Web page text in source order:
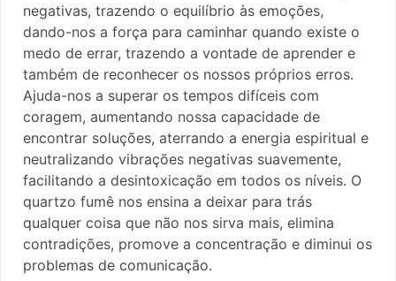
negativas, trazendo o equilíbrio às emoções,
dando-nos a força para caminhar quando existe o
medo de errar, trazendo a vontade de aprender e
também de reconhecer os nossos próprios erros.
Ajuda-nos a superar os tempos difíceis com
coragem, aumentando nossa capacidade de
encontrar soluções, aterrando a energia espiritual e
neutralizando vibrações negativas suavemente,
facilitando a desintoxicação em todos os níveis. O
quartzo fumê nos ensina a deixar para trás
qualquer coisa que não nos sirva mais, elimina
contradições, promove a concentração e diminui os
problemas de comunicação.